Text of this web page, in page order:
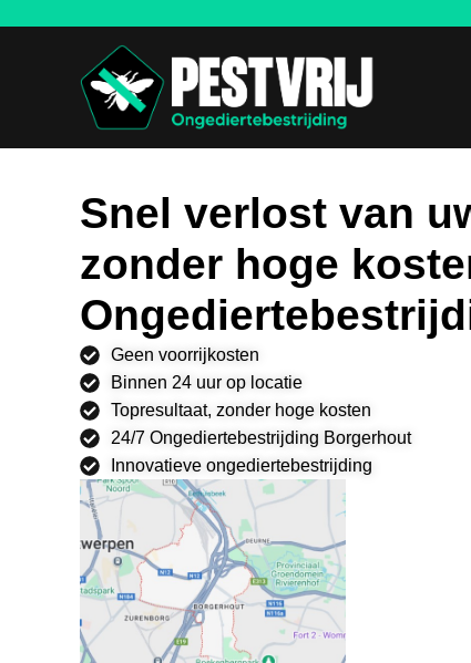
Snel verlost van
zonder hoge
Geen voorrijkosten
Binnen 24 uur op locatie
Topresultaat, zonder hoge kosten
24/7 Ongediertebestrijding Borgerhout
Innovatieve ongediertebestrijding